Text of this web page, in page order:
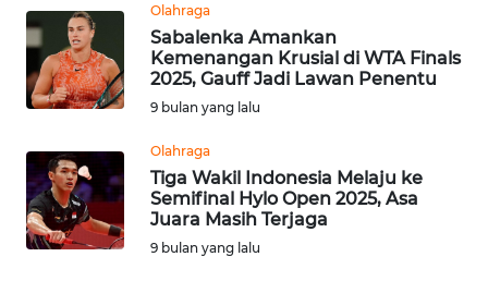
Olahraga
Sabalenka Amankan
Kemenangan Krusial di WTA Finals
2025, Gauff Jadi Lawan Penentu
9 bulan yang lalu
Olahraga
Tiga Wakil Indonesia Melaju ke
Semifinal Hylo Open 2025, Asa
Juara Masih Terjaga
9 bulan yang lalu
INFO
IKLAN
KAMI
PEDOMAN
MEDIA